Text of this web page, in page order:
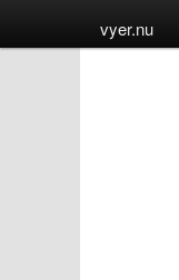
vyer.nu